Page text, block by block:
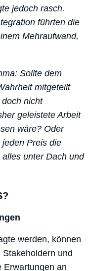
jedoch rasch.
führten die
Mehraufwand,
Sollte dem
mitgeteilt
nicht
geleistete Arbeit
wäre? Oder
Preis die
unter Dach und
werden, können
und
Erwartungen an